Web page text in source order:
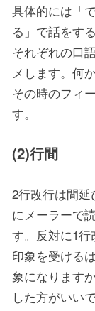
具体的には「
る」で話をす
それぞれの口
メします。何
その時のフィ
す。
(2)行間
2行改行は間
にメーラーで
す。反対に1行
印象を受ける
象になります
した方がいい